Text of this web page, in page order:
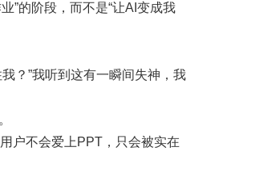
”的阶段，而不是“让AI变成我
？”我听到这有一瞬间失神，我
户不会爱上PPT，只会被实在